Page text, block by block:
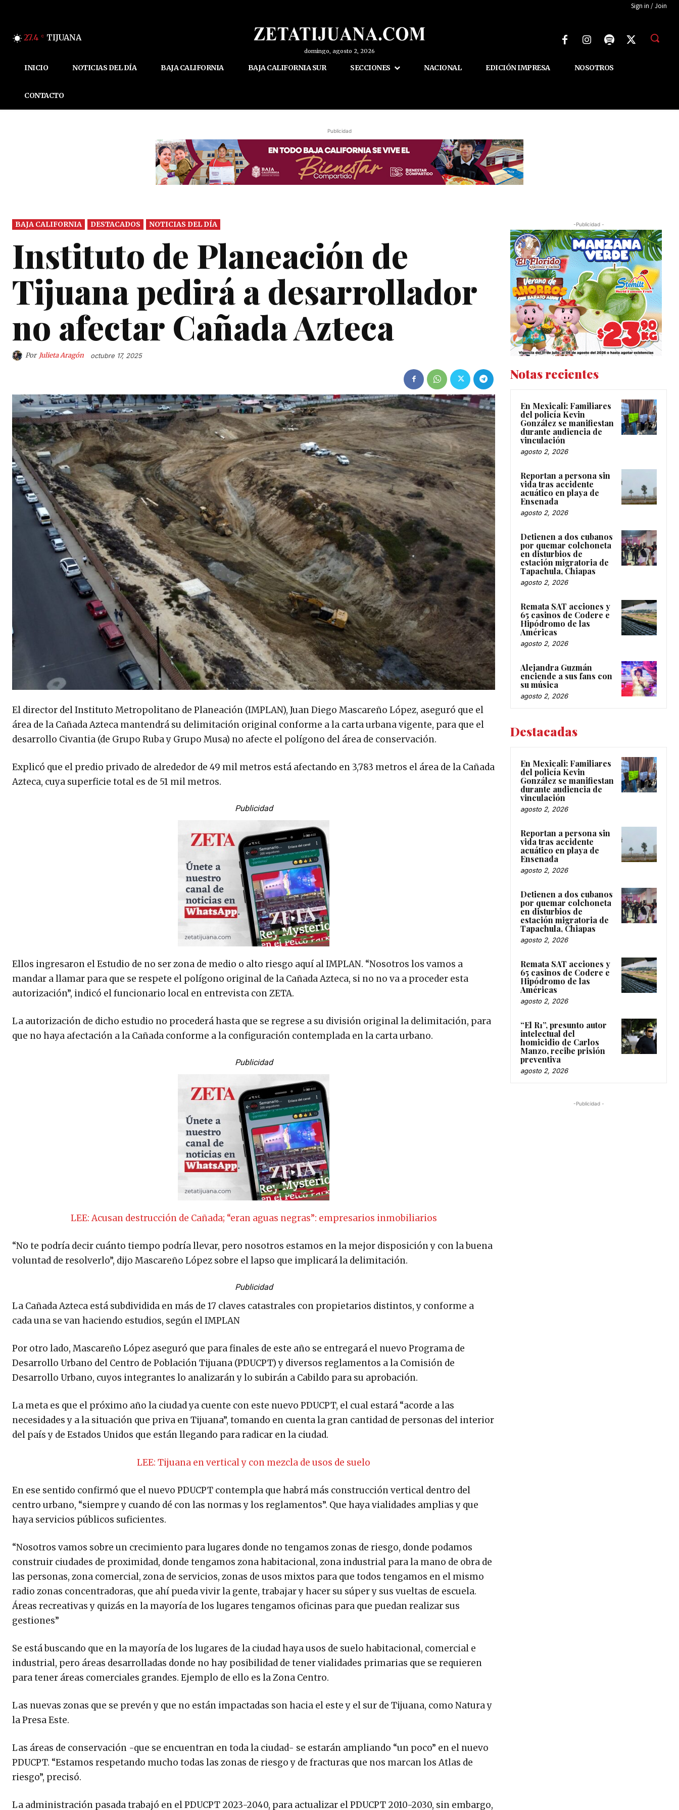
Sign in / Join
27.4 C TIJUANA
domingo, agosto 2, 2026
INICIO NOTICIAS DEL DÍA BAJA CALIFORNIA BAJA CALIFORNIA SUR SECCIONES NACIONAL EDICIÓN IMPRESA NOSOTROS
CONTACTO
Publicidad
BAJA CALIFORNIA DESTACADOS NOTICIAS DEL DÍA
Instituto de Planeación de
Tijuana pedirá a desarrollador
no afectar Cañada Azteca
Por Julieta Aragón octubre 17, 2025
El director del Instituto Metropolitano de Planeación (IMPLAN), Juan Diego Mascareño López, aseguró que el
área de la Cañada Azteca mantendrá su delimitación original conforme a la carta urbana vigente, para que el
desarrollo Civantia (de Grupo Ruba y Grupo Musa) no afecte el polígono del área de conservación.
Explicó que el predio privado de alrededor de 49 mil metros está afectando en 3,783 metros el área de la Cañada
Azteca, cuya superficie total es de 51 mil metros.
Publicidad
Ellos ingresaron el Estudio de no ser zona de medio o alto riesgo aquí al IMPLAN. “Nosotros los vamos a
mandar a llamar para que se respete el polígono original de la Cañada Azteca, si no no va a proceder esta
autorización”, indicó el funcionario local en entrevista con ZETA.
La autorización de dicho estudio no procederá hasta que se regrese a su división original la delimitación, para
que no haya afectación a la Cañada conforme a la configuración contemplada en la carta urbano.
Publicidad
LEE: Acusan destrucción de Cañada; “eran aguas negras”: empresarios inmobiliarios
“No te podría decir cuánto tiempo podría llevar, pero nosotros estamos en la mejor disposición y con la buena
voluntad de resolverlo”, dijo Mascareño López sobre el lapso que implicará la delimitación.
Publicidad
La Cañada Azteca está subdividida en más de 17 claves catastrales con propietarios distintos, y conforme a
cada una se van haciendo estudios, según el IMPLAN
Por otro lado, Mascareño López aseguró que para finales de este año se entregará el nuevo Programa de
Desarrollo Urbano del Centro de Población Tijuana (PDUCPT) y diversos reglamentos a la Comisión de
Desarrollo Urbano, cuyos integrantes lo analizarán y lo subirán a Cabildo para su aprobación.
La meta es que el próximo año la ciudad ya cuente con este nuevo PDUCPT, el cual estará “acorde a las
necesidades y a la situación que priva en Tijuana”, tomando en cuenta la gran cantidad de personas del interior
del país y de Estados Unidos que están llegando para radicar en la ciudad.
LEE: Tijuana en vertical y con mezcla de usos de suelo
En ese sentido confirmó que el nuevo PDUCPT contempla que habrá más construcción vertical dentro del
centro urbano, “siempre y cuando dé con las normas y los reglamentos”. Que haya vialidades amplias y que
haya servicios públicos suficientes.
“Nosotros vamos sobre un crecimiento para lugares donde no tengamos zonas de riesgo, donde podamos
construir ciudades de proximidad, donde tengamos zona habitacional, zona industrial para la mano de obra de
las personas, zona comercial, zona de servicios, zonas de usos mixtos para que todos tengamos en el mismo
radio zonas concentradoras, que ahí pueda vivir la gente, trabajar y hacer su súper y sus vueltas de escuela.
Áreas recreativas y quizás en la mayoría de los lugares tengamos oficinas para que puedan realizar sus
gestiones”
Se está buscando que en la mayoría de los lugares de la ciudad haya usos de suelo habitacional, comercial e
industrial, pero áreas desarrolladas donde no hay posibilidad de tener vialidades primarias que se requieren
para tener áreas comerciales grandes. Ejemplo de ello es la Zona Centro.
Las nuevas zonas que se prevén y que no están impactadas son hacia el este y el sur de Tijuana, como Natura y
la Presa Este.
Las áreas de conservación -que se encuentran en toda la ciudad- se estarán ampliando “un poco” en el nuevo
PDUCPT. “Estamos respetando mucho todas las zonas de riesgo y de fracturas que nos marcan los Atlas de
riesgo”, precisó.
La administración pasada trabajó en el PDUCPT 2023-2040, para actualizar el PDUCPT 2010-2030, sin embargo,
-Publicidad -
Notas recientes
En Mexicali: Familiares
del policía Kevin
González se manifiestan
durante audiencia de
vinculación
agosto 2, 2026
Reportan a persona sin
vida tras accidente
acuático en playa de
Ensenada
agosto 2, 2026
Detienen a dos cubanos
por quemar colchoneta
en disturbios de
estación migratoria de
Tapachula, Chiapas
agosto 2, 2026
Remata SAT acciones y
65 casinos de Codere e
Hipódromo de las
Américas
agosto 2, 2026
Alejandra Guzmán
enciende a sus fans con
su música
agosto 2, 2026
Destacadas
En Mexicali: Familiares
del policía Kevin
González se manifiestan
durante audiencia de
vinculación
agosto 2, 2026
Reportan a persona sin
vida tras accidente
acuático en playa de
Ensenada
agosto 2, 2026
Detienen a dos cubanos
por quemar colchoneta
en disturbios de
estación migratoria de
Tapachula, Chiapas
agosto 2, 2026
Remata SAT acciones y
65 casinos de Codere e
Hipódromo de las
Américas
agosto 2, 2026
“El R1”, presunto autor
intelectual del
homicidio de Carlos
Manzo, recibe prisión
preventiva
agosto 2, 2026
-Publicidad -